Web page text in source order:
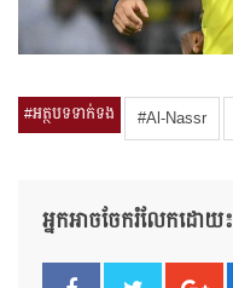
#អត្ថបទទាក់ទង #Al-Nassr
អ្នកអាចចែករំលែកដោយ៖